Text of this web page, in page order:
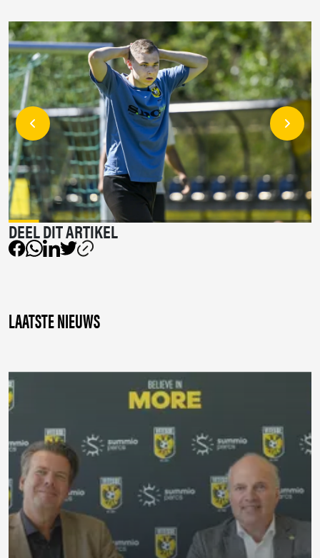
LAATSTE NIEUWS